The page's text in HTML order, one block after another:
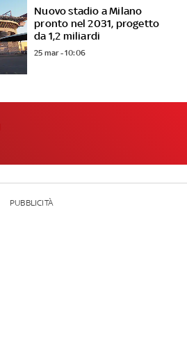
Nuovo stadio a Milano
pronto nel 2031, progetto
da 1,2 miliardi
25 mar - 10:06
PUBBLICITÀ